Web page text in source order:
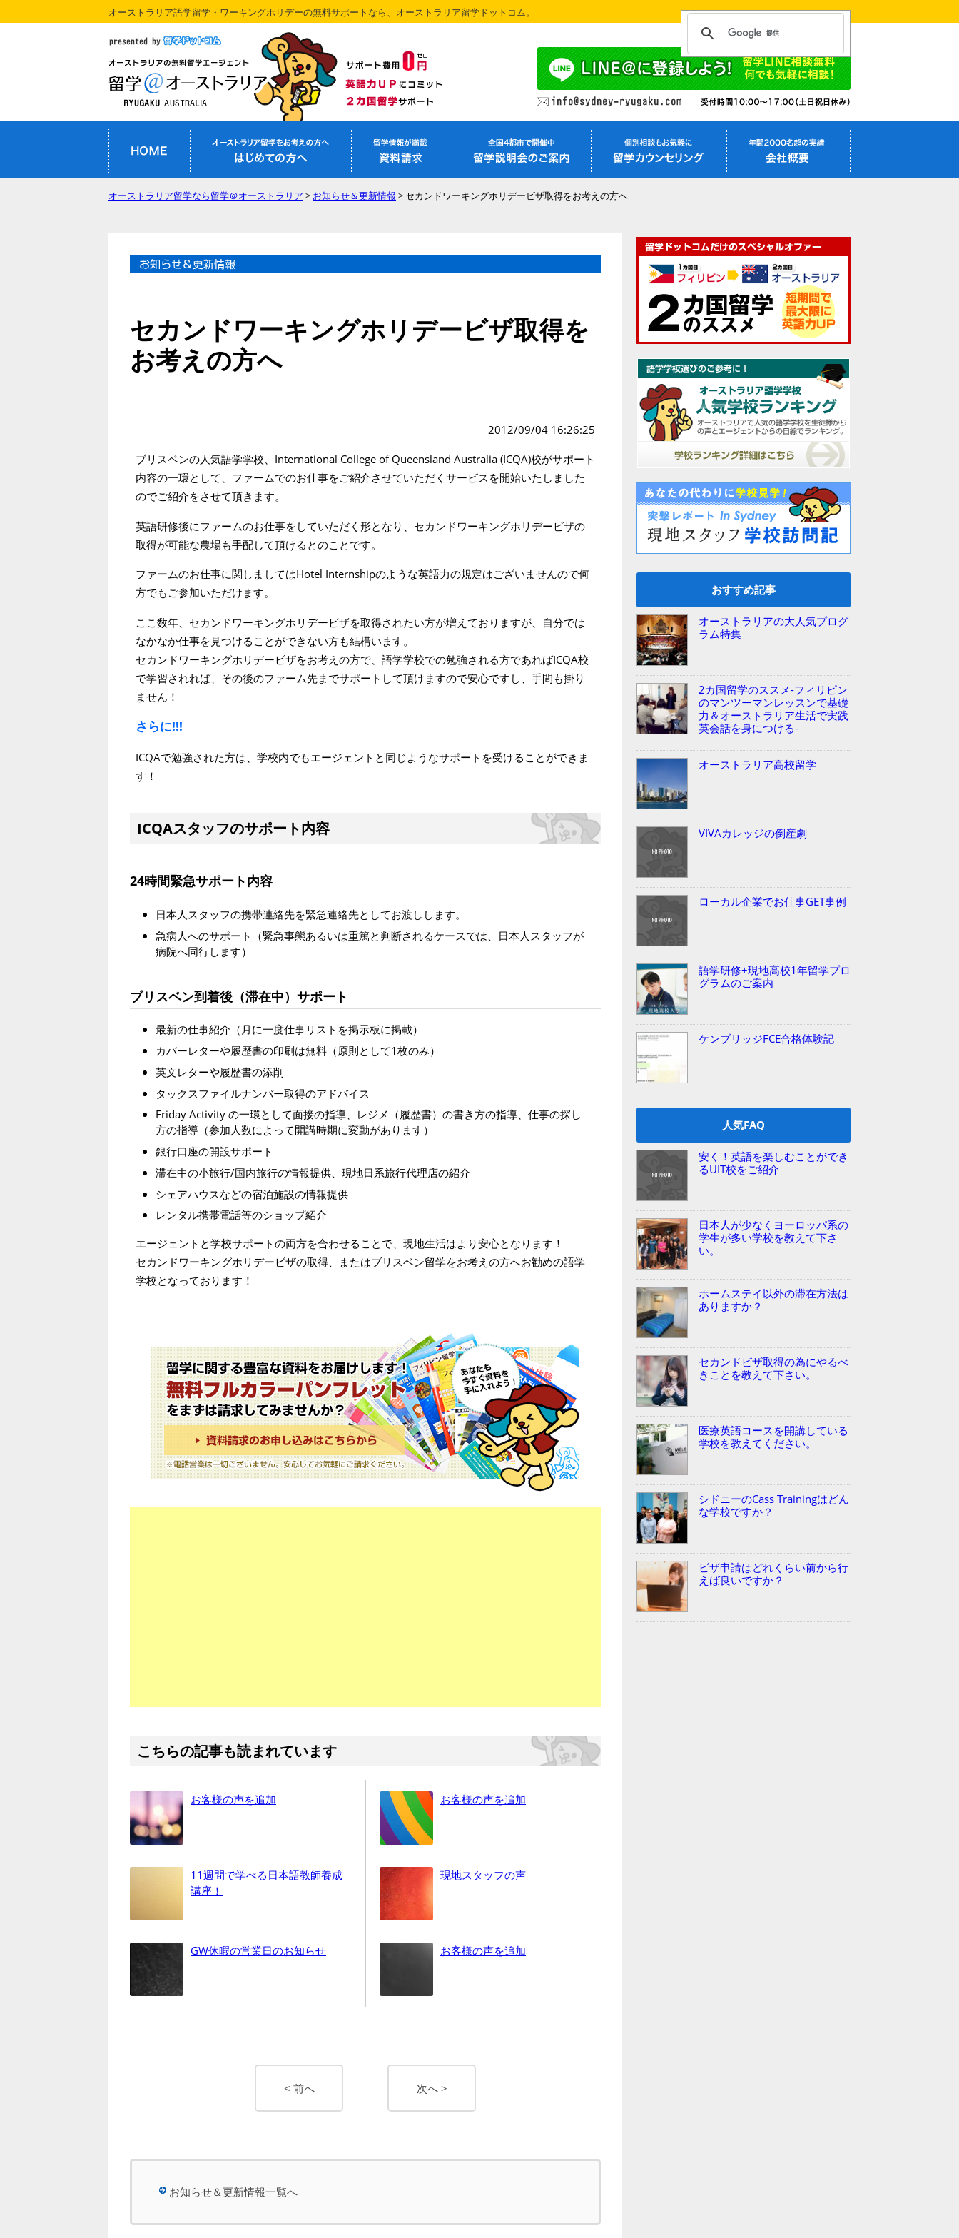
オーストラリア語学留学・ワーキングホリデーの無料サポートなら、オーストラリア留学ドットコム。
オーストラリア留学なら留学＠オーストラリア > お知らせ＆更新情報 > セカンドワーキングホリデービザ取得をお考えの方へ
セカンドワーキングホリデービザ取得を
お考えの方へ
2012/09/04 16:26:25
ブリスベンの人気語学学校、International College of Queensland Australia (ICQA)校がサポート
内容の一環として、ファームでのお仕事をご紹介させていただくサービスを開始いたしました
のでご紹介をさせて頂きます。
英語研修後にファームのお仕事をしていただく形となり、セカンドワーキングホリデービザの
取得が可能な農場も手配して頂けるとのことです。
ファームのお仕事に関しましてはHotel Internshipのような英語力の規定はございませんので何
方でもご参加いただけます。
ここ数年、セカンドワーキングホリデービザを取得されたい方が増えておりますが、自分では
なかなか仕事を見つけることができない方も結構います。
セカンドワーキングホリデービザをお考えの方で、語学学校での勉強される方であればICQA校
で学習されれば、その後のファーム先までサポートして頂けますので安心ですし、手間も掛り
ません！
さらに!!!
ICQAで勉強された方は、学校内でもエージェントと同じようなサポートを受けることができま
す！
ICQAスタッフのサポート内容
24時間緊急サポート内容
日本人スタッフの携帯連絡先を緊急連絡先としてお渡しします。
急病人へのサポート（緊急事態あるいは重篤と判断されるケースでは、日本人スタッフが
病院へ同行します）
ブリスベン到着後（滞在中）サポート
最新の仕事紹介（月に一度仕事リストを掲示板に掲載）
カバーレターや履歴書の印刷は無料（原則として1枚のみ）
英文レターや履歴書の添削
タックスファイルナンバー取得のアドバイス
Friday Activity の一環として面接の指導、レジメ（履歴書）の書き方の指導、仕事の探し
方の指導（参加人数によって開講時期に変動があります）
銀行口座の開設サポート
滞在中の小旅行/国内旅行の情報提供、現地日系旅行代理店の紹介
シェアハウスなどの宿泊施設の情報提供
レンタル携帯電話等のショップ紹介
エージェントと学校サポートの両方を合わせることで、現地生活はより安心となります！
セカンドワーキングホリデービザの取得、またはブリスベン留学をお考えの方へお勧めの語学
学校となっております！
こちらの記事も読まれています
お客様の声を追加
11週間で学べる日本語教師養成
講座！
GW休暇の営業日のお知らせ
お客様の声を追加
現地スタッフの声
お客様の声を追加
< 前へ 次へ >
お知らせ＆更新情報一覧へ
おすすめ記事
オーストラリアの大人気プログ
ラム特集
2カ国留学のススメ-フィリピン
のマンツーマンレッスンで基礎
力＆オーストラリア生活で実践
英会話を身につける-
オーストラリア高校留学
VIVAカレッジの倒産劇
ローカル企業でお仕事GET事例
語学研修+現地高校1年留学プロ
グラムのご案内
ケンブリッジFCE合格体験記
人気FAQ
安く！英語を楽しむことができ
るUIT校をご紹介
日本人が少なくヨーロッパ系の
学生が多い学校を教えて下さ
い。
ホームステイ以外の滞在方法は
ありますか？
セカンドビザ取得の為にやるべ
きことを教えて下さい。
医療英語コースを開講している
学校を教えてください。
シドニーのCass Trainingはどん
な学校ですか？
ビザ申請はどれくらい前から行
えば良いですか？